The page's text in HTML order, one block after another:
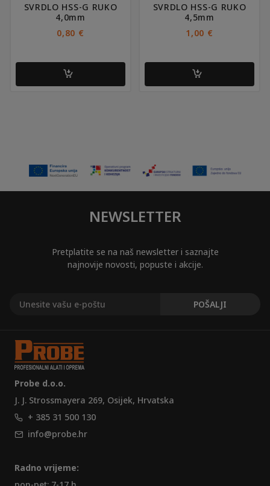
SVRDLO HSS-G RUKO
4,0mm
0,80 €
SVRDLO HSS-G RUKO
4,5mm
1,00 €
NEWSLETTER
Pretplatite se na naš newsletter i saznajte
najnovije novosti, popuste i akcije.
Probe d.o.o.
J. J. Strossmayera 269, Osijek, Hrvatska
+ 385 31 500 130
info@probe.hr
Radno vrijeme: